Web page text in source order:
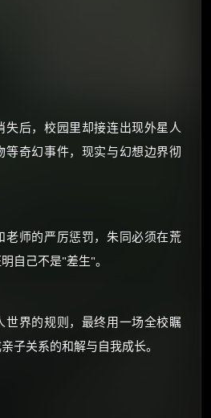
失后，校园里却接连出现外星人
等奇幻事件，现实与幻想边界彻
老师的严厉惩罚，朱同必须在荒
自己不是"差生"。
世界的规则，最终用一场全校瞩
子关系的和解与自我成长。
动红包，每日可领。